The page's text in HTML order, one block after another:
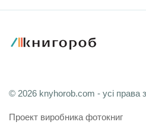
© 2026 knyhorob.com - усі права
Проект виробника фотокниг